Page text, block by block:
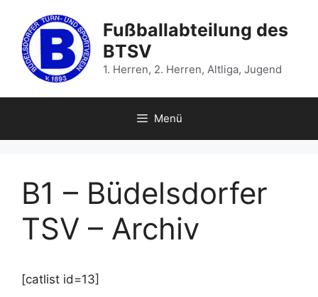
Inhalt
springen
Fußballabteilung des
BTSV
1. Herren, 2. Herren, Altliga, Jugend
Menü
B1 – Büdelsdorfer
TSV – Archiv
[catlist id=13]